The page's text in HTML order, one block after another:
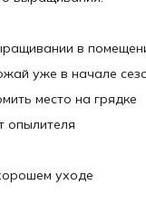
в
уже в начале
место на грядке
опылителя
уходе